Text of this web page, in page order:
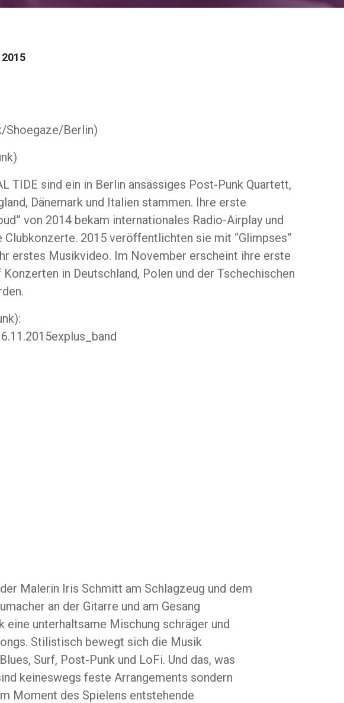
Shoegaze/Berlin)
TIDE sind ein in Berlin ansässiges Post-Punk Quartett,
Dänemark und Italien stammen. Ihre erste
von 2014 bekam internationales Radio-Airplay und
2015 veröffentlichten sie mit “Glimpses”
erstes Musikvideo. Im November erscheint ihre erste
Konzerten in Deutschland, Polen und der Tschechischen
Malerin Iris Schmitt am Schlagzeug und dem
an der Gitarre und am Gesang
unterhaltsame Mischung schräger und
Stilistisch bewegt sich die Musik
Surf, Post-Punk und LoFi. Und das, was
keineswegs feste Arrangements sondern
Moment des Spielens entstehende